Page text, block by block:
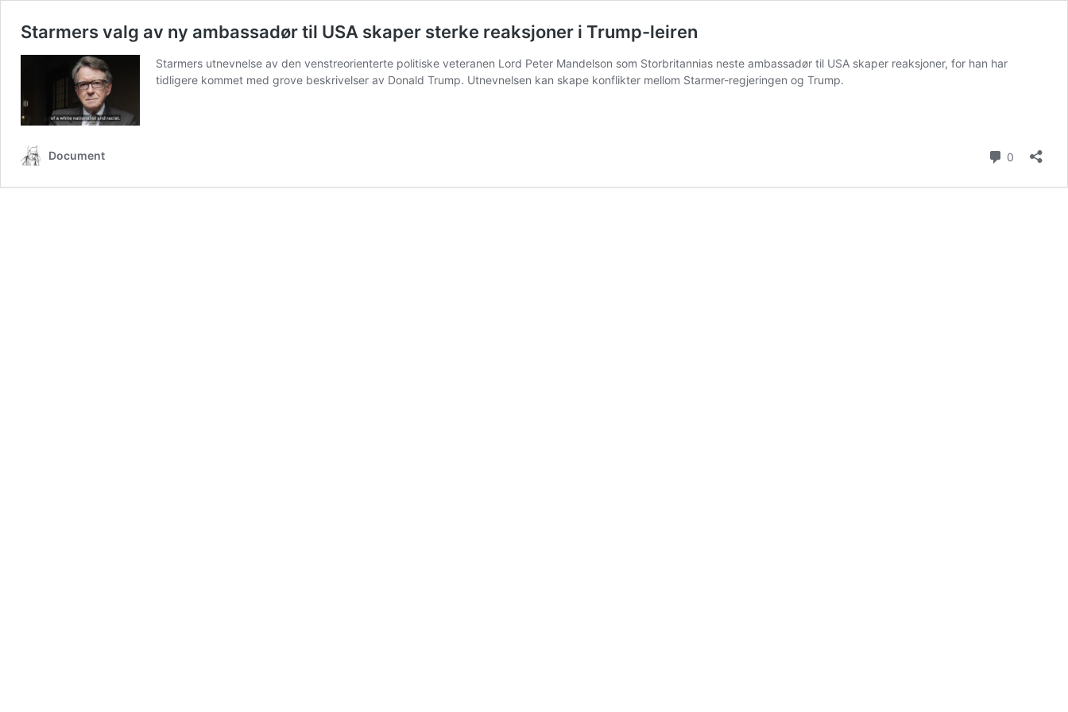
Starmers valg av ny ambassadør til USA skaper sterke reaksjoner i Trump-leiren
Starmers utnevnelse av den venstreorienterte politiske veteranen Lord Peter Mandelson som Storbritannias neste ambassadør til USA skaper reaksjoner, for han har
tidligere kommet med grove beskrivelser av Donald Trump. Utnevnelsen kan skape konflikter mellom Starmer-regjeringen og Trump.
Document 0